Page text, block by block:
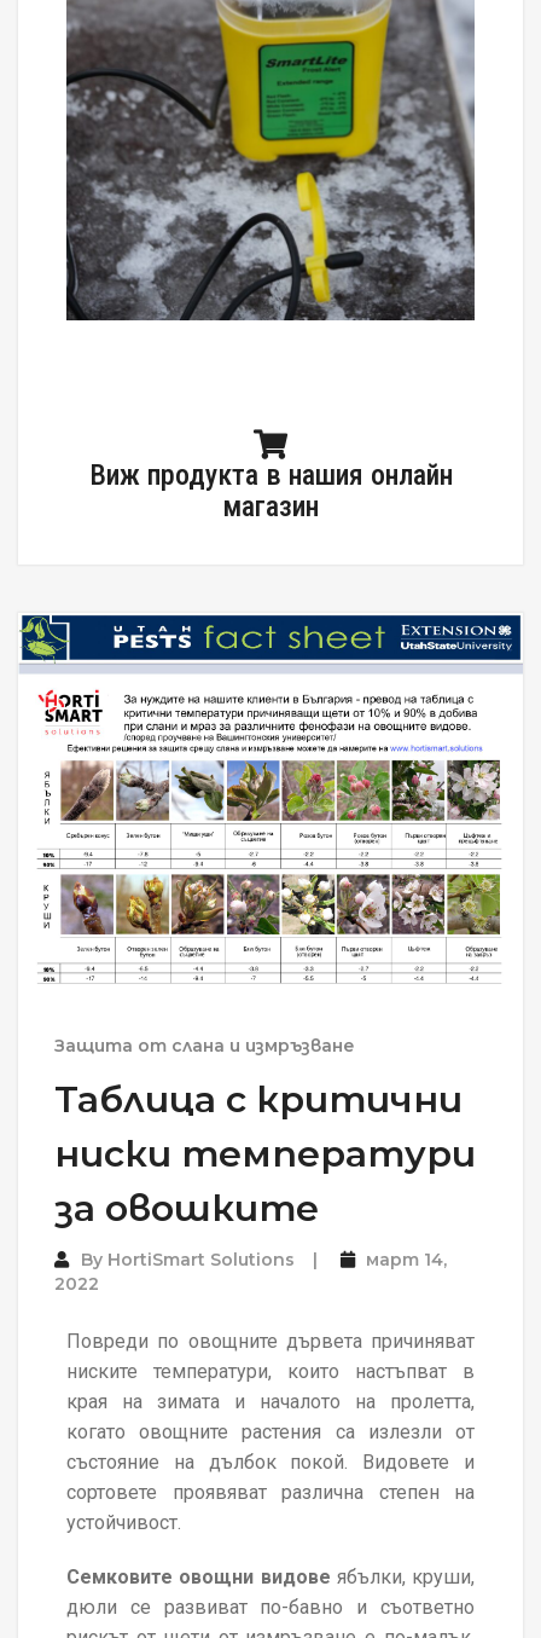
Виж продукта в нашия онлайн
магазин
Защита от слана и измръзване
Таблица с критични
ниски температури
за овошките
By HortiSmart Solutions
март 14,
2022
Повреди по овощните дървета причиняват
ниските температури, които настъпват в
края на зимата и началото на пролетта,
когато овощните растения са излезли от
състояние на дълбок покой. Видовете и
сортовете проявяват различна степен на
устойчивост.
Семковите овощни видове ябълки, круши,
дюли се развиват по-бавно и съответно